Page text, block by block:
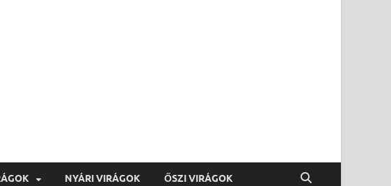
NYÁRI VIRÁGOK ŐSZI VIRÁGOK